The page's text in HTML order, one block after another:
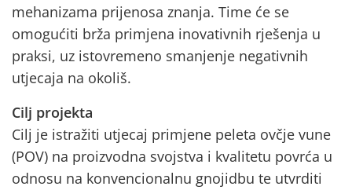
mehanizama prijenosa znanja. Time će se
omogućiti brža primjena inovativnih rješenja u
praksi, uz istovremeno smanjenje negativnih
utjecaja na okoliš.
Cilj projekta
Cilj je istražiti utjecaj primjene peleta ovčje vune
(POV) na proizvodna svojstva i kvalitetu povrća u
odnosu na konvencionalnu gnojidbu te utvrditi